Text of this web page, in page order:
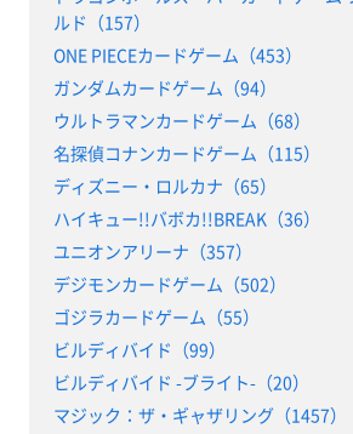
ルド（157）
ONE PIECEカードゲーム（453）
ガンダムカードゲーム（94）
ウルトラマンカードゲーム（68）
名探偵コナンカードゲーム（115）
ディズニー・ロルカナ（65）
ハイキュー!!バボカ!!BREAK（36）
ユニオンアリーナ（357）
デジモンカードゲーム（502）
ゴジラカードゲーム（55）
ビルディバイド（99）
ビルディバイド -ブライト-（20）
マジック：ザ・ギャザリング（1457）